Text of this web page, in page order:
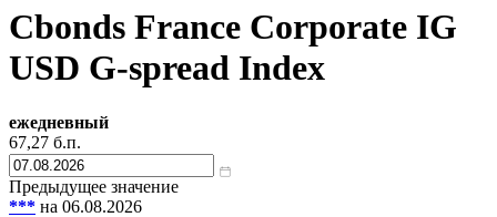
Cbonds France Corporate IG
USD G-spread Index
ежедневный
67,27 б.п.
Предыдущее значение
*** на 06.08.2026